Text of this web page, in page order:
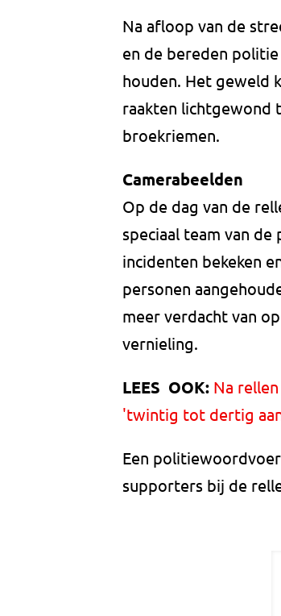
Na afloop van de
en de bereden
houden. Het geweld
raakten lichtgewond
broekriemen.
Camerabeelden
Op de dag van de
speciaal team van
incidenten bekeken
personen
meer verdacht van
vernieling.
LEES OOK: Na
'twintig tot dertig
Een
supporters bij de